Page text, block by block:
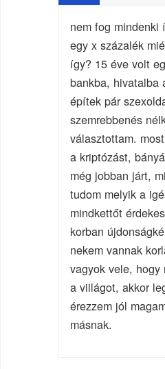
nem fog mindenki
egy x százalék
így? 15 éve volt
bankba, hivatalba
építek pár
szemrebbenés
választottam.
a kriptózást,
még jobban járt,
tudom melyik a
mindkettőt
korban
nekem vannak
vagyok vele, hogy
a viilágot, akkor
érezzem jól
másnak.